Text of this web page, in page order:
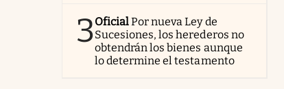
3OficialPor nueva Ley de
Sucesiones, los herederos no
obtendrán los bienes aunque
lo determine el testamento